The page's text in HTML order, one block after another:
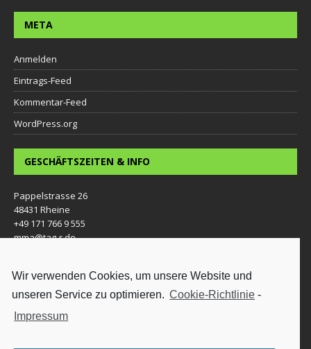
Wir verwenden Cookies, um unsere Website und
unseren Service zu optimieren. Cookie-Richtlinie -
Impressum
META
Anmelden
Eintrags-Feed
Kommentar-Feed
WordPress.org
GESCHÄFTSZEITEN & INFO
Pappelstrasse 26
48431 Rheine
+49 171 766 9 555
mma@tag-r.de